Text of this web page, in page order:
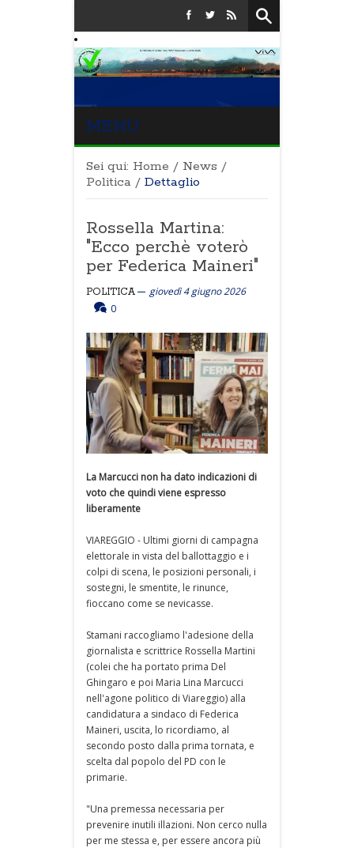
MENU
Sei qui: Home / News /
Politica / Dettaglio
Rossella Martina:
"Ecco perchè voterò
per Federica Maineri"
POLITICA
giovedì 4 giugno 2026
0
La Marcucci non ha dato indicazioni di
voto che quindi viene espresso
liberamente
VIAREGGIO - Ultimi giorni di campagna
elettorale in vista del ballottaggio e i
colpi di scena, le posizioni personali, i
sostegni, le smentite, le rinunce,
fioccano come se nevicasse.
Stamani raccogliamo l'adesione della
giornalista e scrittrice Rossella Martini
(colei che ha portato prima Del
Ghingaro e poi Maria Lina Marcucci
nell'agone politico di Viareggio) alla
candidatura a sindaco di Federica
Maineri, uscita, lo ricordiamo, al
secondo posto dalla prima tornata, e
scelta dal popolo del PD con le
primarie.
"Una premessa necessaria per
prevenire inutili illazioni. Non cerco nulla
per me stessa e, per essere ancora più